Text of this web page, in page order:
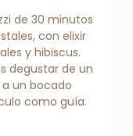
de 30 minutos
con elixir
y hibiscus.
degustar de un
un bocado
como guía.